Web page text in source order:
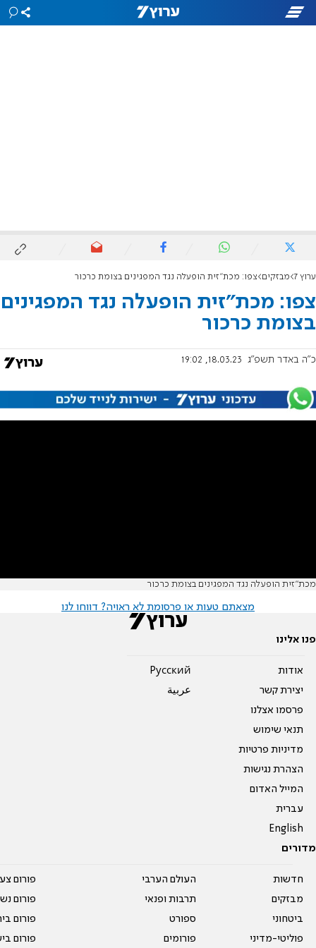
ערוץ 7 מבזקים צפו: מכת"זית הופעלה נגד המפגינים בצומת כרכור
צפו: מכת"זית הופעלה נגד המפגינים
בצומת כרכור
כ"ה באדר תשפ"ג 18.03.23, 19:02
מכת"זית הופעלה נגד המפגינים בצומת כרכור
מצאתם טעות או פרסומת לא ראויה? דווחו לנו
פנו אלינו
אודות
יצירת קשר
פרסמו אצלנו
תנאי שימוש
מדיניות פרטיות
הצהרת נגישות
המייל האדום
עברית
English
Pусский
عربية
מדורים
חדשות
מבזקים
ביטחוני
פוליטי-מדיני
העולם הערבי
תרבות ופנאי
ספורט
פורומים
פורום
פורום
פורום
פורום